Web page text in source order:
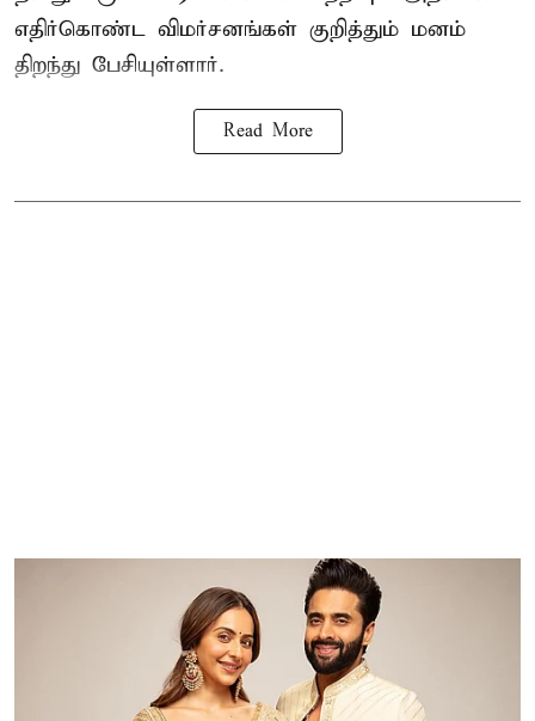
எதிர்கொண்ட விமர்சனங்கள் குறித்தும் மனம்
திறந்து பேசியுள்ளார்.
Read More